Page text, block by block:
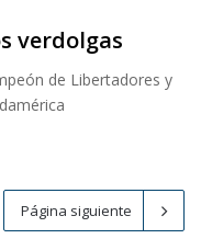
verdolgas
de Libertadores y
Página siguiente